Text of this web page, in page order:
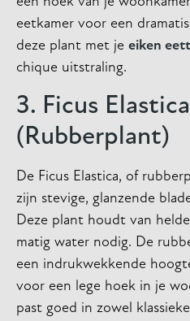
eetkamer voor een
deze plant met je eiken
chique uitstraling.
3. Ficus Elastica
(Rubberplant)
De Ficus Elastica, of
zijn stevige, glanzende
Deze plant houdt van
matig water nodig. De
een indrukwekkende
voor een lege hoek in je
past goed in zowel